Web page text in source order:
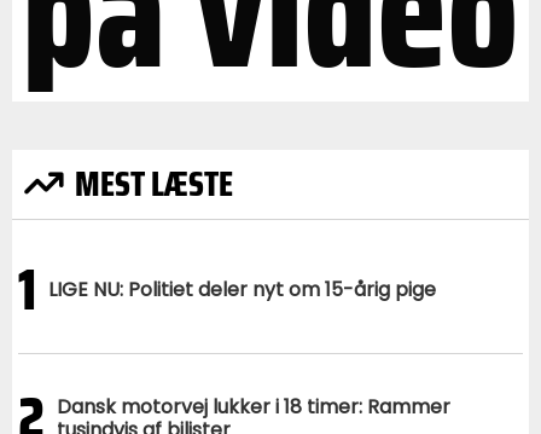
MEST LÆSTE
1 LIGE NU: Politiet deler nyt om 15-årig pige
Dansk motorvej lukker i 18 timer: Rammer